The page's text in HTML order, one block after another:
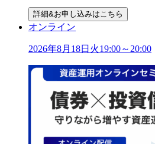
詳細&お申し込みはこちら
オンライン
2026年8月 18日 火19:00～20:00